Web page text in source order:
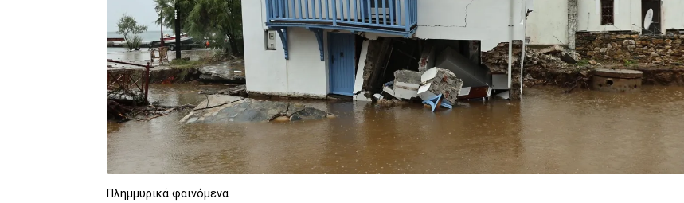
Πλημμυρικά φαινόμενα